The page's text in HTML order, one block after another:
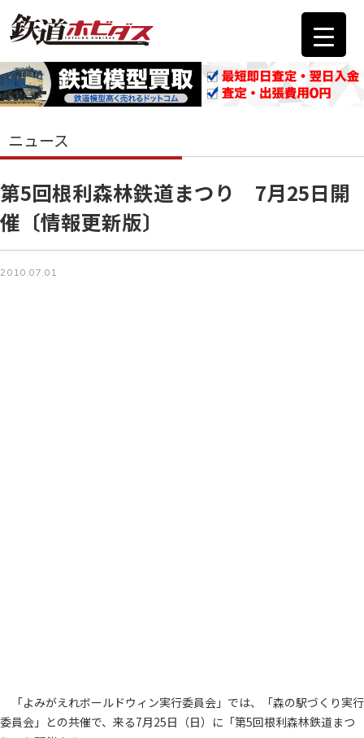
ニュース
第5回根利森林鉄道まつり 7月25日開
催〔情報更新版〕
2010.07.01
「よみがえれボールドウィン実行委員会」では、「森の駅づくり実行
委員会」との共催で、来る7月25日（日）に「第5回根利森林鉄道まつ